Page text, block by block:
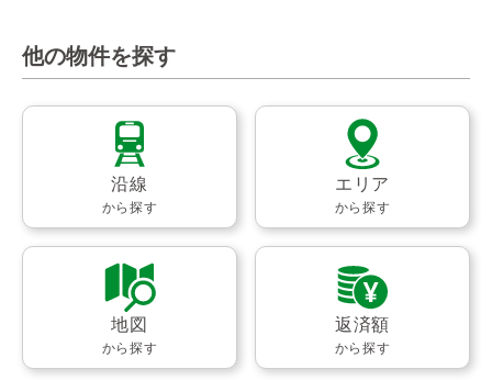
他の物件を探す
沿線
から探す
エリア
から探す
地図
から探す
返済額
から探す